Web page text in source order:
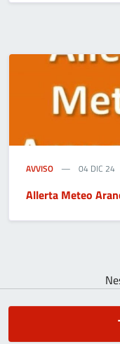
AVVISO 04 DIC 24
Allerta Meteo